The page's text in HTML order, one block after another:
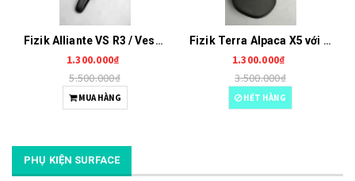
Fizik Alliante VS R3 / Vesta ray Ki:um Y0013
1.300.000₫
5.500.000₫
MUA HÀNG
Fizik Terra Alpaca X5 với gọng/Rail Mobius Y0012
1.300.000₫
3.500.000₫
HẾT HÀNG
PHỤ KIỆN SURFACE